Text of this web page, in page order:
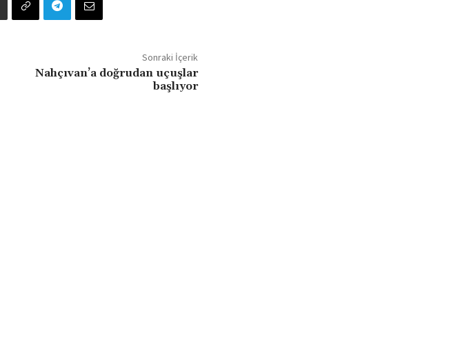
Sonraki İçerik
Nahçıvan’a doğrudan uçuşlar
başlıyor